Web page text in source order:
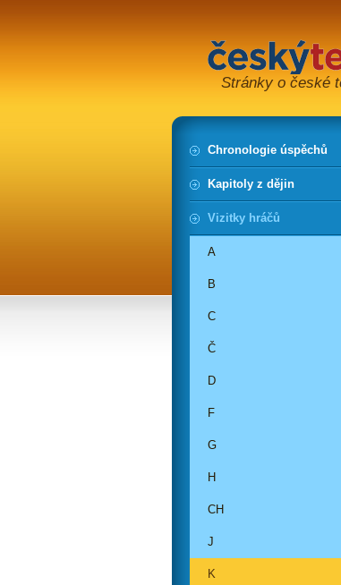
Stránky o české
Chronologie úspěchů
Kapitoly z dějin
Vizitky hráčů
A
B
C
Č
D
F
G
H
CH
J
K